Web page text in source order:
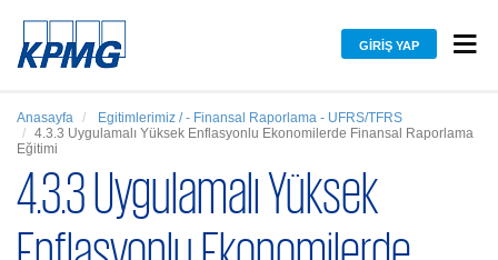
GIRIŞ YAP
Anasayfa
Egitimlerimiz / - Finansal Raporlama - UFRS/TFRS
4.3.3 Uygulamalı Yüksek Enflasyonlu Ekonomilerde Finansal Raporlama
Eğitimi
4.3.3 Uygulamalı Yüksek